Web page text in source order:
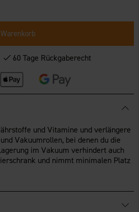
60 Tage Rückgaberecht
und Vitamine und verlängere
Vakuumrollen, bei denen du die
im Vakuum verhindert auch
und nimmt minimalen Platz